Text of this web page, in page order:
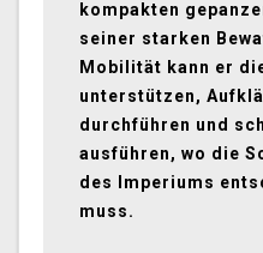
kompakten
seiner starken
Mobilität kann er
unterstützen,
durchführen und
ausführen, wo die
des Imperiums
muss.